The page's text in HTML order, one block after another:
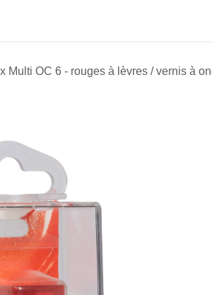
Multi OC 6 - rouges à lèvres / vernis à